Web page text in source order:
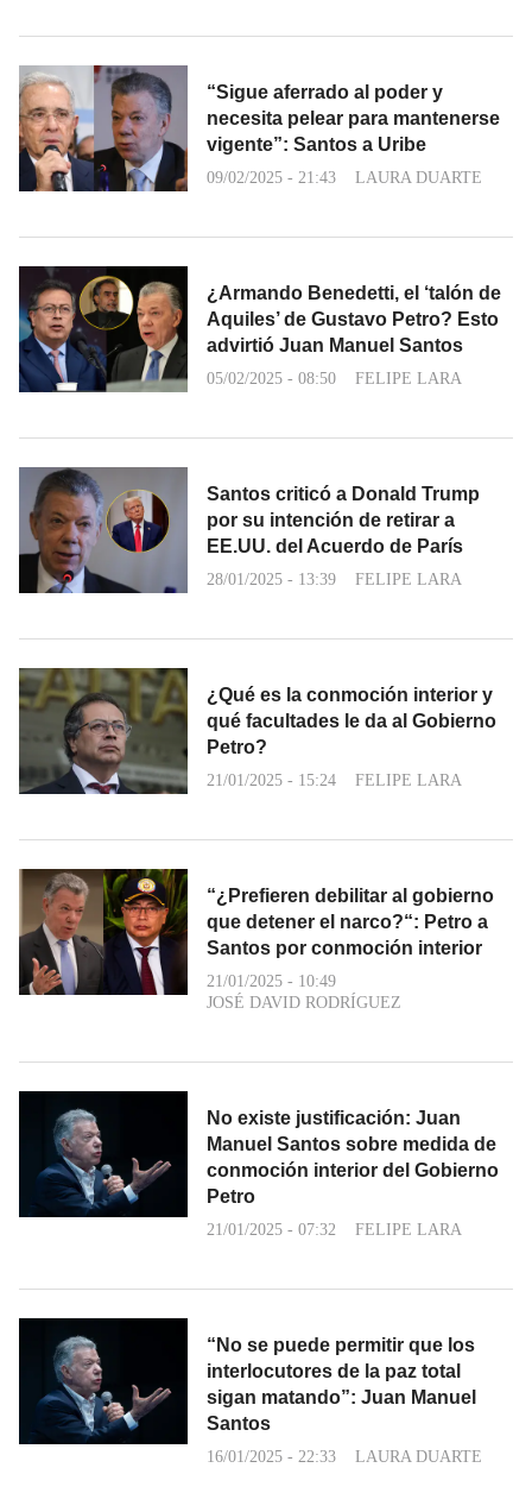
“Sigue aferrado al poder y
necesita pelear para mantenerse
vigente”: Santos a Uribe
09/02/2025 - 21:43 LAURA DUARTE
¿Armando Benedetti, el ‘talón de
Aquiles’ de Gustavo Petro? Esto
advirtió Juan Manuel Santos
05/02/2025 - 08:50 FELIPE LARA
Santos criticó a Donald Trump
por su intención de retirar a
EE.UU. del Acuerdo de París
28/01/2025 - 13:39 FELIPE LARA
¿Qué es la conmoción interior y
qué facultades le da al Gobierno
Petro?
21/01/2025 - 15:24 FELIPE LARA
“¿Prefieren debilitar al gobierno
que detener el narco?“: Petro a
Santos por conmoción interior
21/01/2025 - 10:49
JOSÉ DAVID RODRÍGUEZ
No existe justificación: Juan
Manuel Santos sobre medida de
conmoción interior del Gobierno
Petro
21/01/2025 - 07:32 FELIPE LARA
“No se puede permitir que los
interlocutores de la paz total
sigan matando”: Juan Manuel
Santos
16/01/2025 - 22:33 LAURA DUARTE